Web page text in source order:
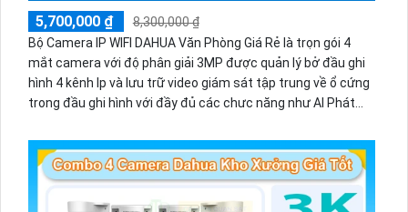
5,700,000 ₫
8,300,000 ₫
Bộ Camera IP WIFI DAHUA Văn Phòng Giá Rẻ là trọn gói 4
mắt camera với độ phân giải 3MP được quản lý bở đầu ghi
hình 4 kênh Ip và lưu trữ video giám sát tập trung về ổ cứng
trong đầu ghi hình với đầy đủ các chưc năng như AI Phát
có màu vào ban đêm